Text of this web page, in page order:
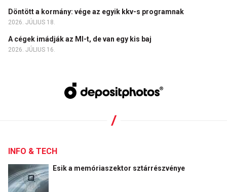
Döntött a kormány: vége az egyik kkv-s programnak
2026. JÚLIUS 18.
A cégek imádják az MI-t, de van egy kis baj
2026. JÚLIUS 16.
INFO & TECH
Esik a memóriaszektor sztárrészvénye